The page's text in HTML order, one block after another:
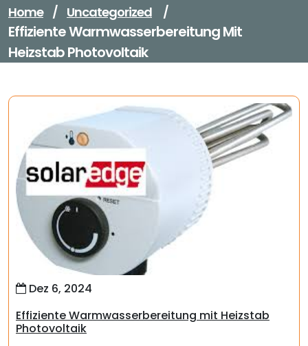
Home / Uncategorized /
Effiziente Warmwasserbereitung Mit
Heizstab Photovoltaik
Dez 6, 2024
Effiziente Warmwasserbereitung mit Heizstab
Photovoltaik